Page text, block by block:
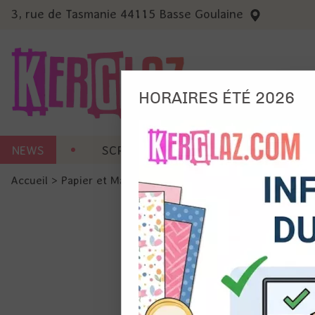
3, rue de Tasmanie 44115 Basse Goulaine
NEWS SCRAP CARTERIE MACHINES
Accueil > Papier et Matière Papier scrap imprimé >
Ils
et du
précises
Si vous
de la
HORAIRES ÉTÉ 2026